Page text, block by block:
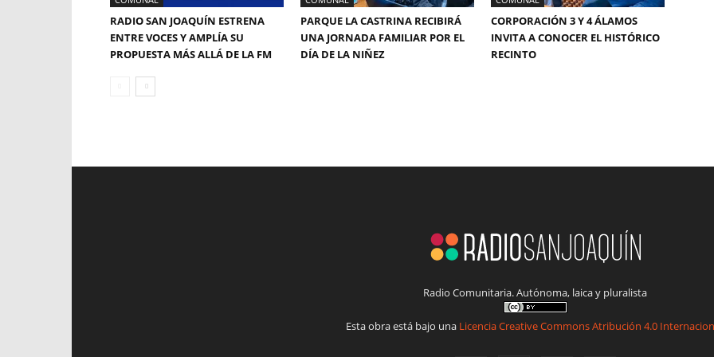
RADIO SAN JOAQUÍN ESTRENA
ENTRE VOCES Y AMPLÍA SU
PROPUESTA MÁS ALLÁ DE LA FM
PARQUE LA CASTRINA RECIBIRÁ
UNA JORNADA FAMILIAR POR EL
DÍA DE LA NIÑEZ
CORPORACIÓN 3 Y 4 ÁLAMOS
INVITA A CONOCER EL HISTÓRICO
RECINTO
Radio Comunitaria. Autónoma, laica y pluralista
Esta obra está bajo una Licencia Creative Commons Atribución 4.0